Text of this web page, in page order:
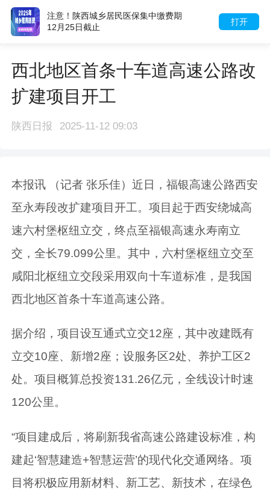
打开
注意！陕西城乡居民医保集中缴费期
12月25日截止
西北地区首条十车道高速公路改
扩建项目开工
陕西日报 2025-11-12 09:03
本报讯 （记者 张乐佳）近日，福银高速公路西安
至永寿段改扩建项目开工。项目起于西安绕城高
速六村堡枢纽立交，终点至福银高速永寿南立
交，全长79.099公里。其中，六村堡枢纽立交至
咸阳北枢纽立交段采用双向十车道标准，是我国
西北地区首条十车道高速公路。
据介绍，项目设互通式立交12座，其中改建既有
立交10座、新增2座；设服务区2处、养护工区2
处。项目概算总投资131.26亿元，全线设计时速
120公里。
“项目建成后，将刷新我省高速公路建设标准，构
建起‘智慧建造+智慧运营’的现代化交通网络。项
目将积极应用新材料、新工艺、新技术，在绿色